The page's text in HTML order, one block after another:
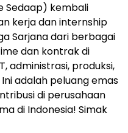
Sedaap) kembali
kerja dan internship
Sarjana dari berbagai
dan kontrak di
administrasi, produksi,
adalah peluang emas
di perusahaan
di Indonesia! Simak